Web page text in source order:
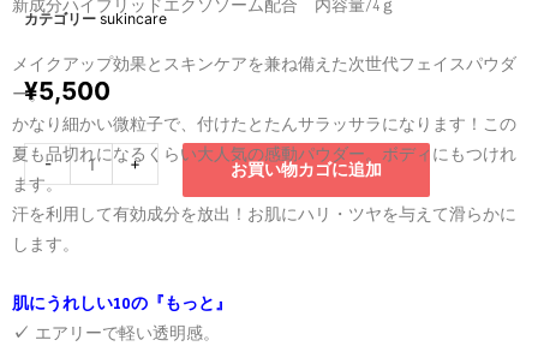
カテゴリー sukincare
¥5,500
- + お買い物カゴに追加
新成分ハイブリッドエクソソーム配合 内容量/4ｇ
メイクアップ効果とスキンケアを兼ね備えた次世代フェイスパウダ
ー。
かなり細かい微粒子で、付けたとたんサラッサラになります！この
夏も品切れになるくらい大人気の感動パウダー。ボディにもつけれ
ます。
汗を利用して有効成分を放出！お肌にハリ・ツヤを与えて滑らかに
します。
肌にうれしい10の『もっと』
✓ エアリーで軽い透明感。